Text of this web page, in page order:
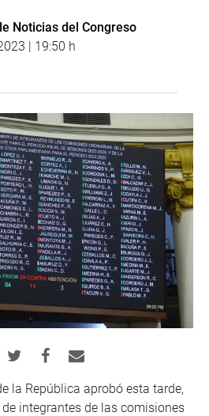
Noticias del Congreso
| 19:50 h
la República aprobó esta tarde,
integrantes de las comisiones